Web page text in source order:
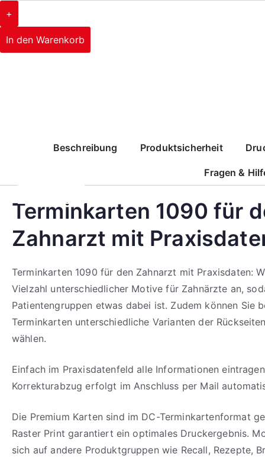
+
In den Warenkorb
Beschreibung Produktsicherheit
Fragen &
Terminkarten 1090 für
Zahnarzt mit
Terminkarten 1090 für den Zahnarzt mit Praxisdaten:
Vielzahl unterschiedlicher Motive für Zahnärzte an,
Patientengruppen etwas dabei ist. Zudem können Sie
Terminkarten unterschiedliche Varianten der
wählen.
Einfach im Praxisdatenfeld alle Informationen
Korrekturabzug erfolgt im Anschluss per Mail
Die Premium Karten sind im DC-Terminkartenformat
Raster Print garantiert ein optimales Druckergebnis.
sich auf andere Produktgruppen wie Recall, Rezepte,